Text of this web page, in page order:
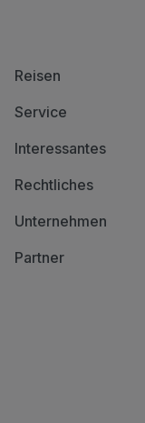
Reisen
Service
Interessantes
Rechtliches
Unternehmen
Partner